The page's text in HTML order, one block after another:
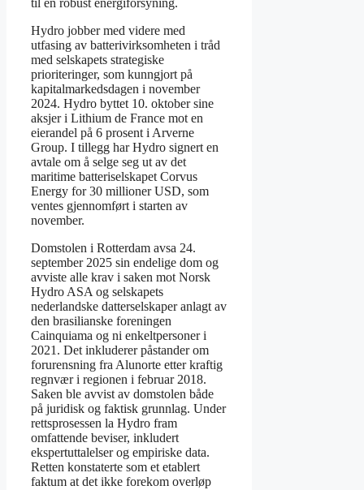
til en robust energiforsyning.
Hydro jobber med videre med
utfasing av batterivirksomheten i tråd
med selskapets strategiske
prioriteringer, som kunngjort på
kapitalmarkedsdagen i november
2024. Hydro byttet 10. oktober sine
aksjer i Lithium de France mot en
eierandel på 6 prosent i Arverne
Group. I tillegg har Hydro signert en
avtale om å selge seg ut av det
maritime batteriselskapet Corvus
Energy for 30 millioner USD, som
ventes gjennomført i starten av
november.
Domstolen i Rotterdam avsa 24.
september 2025 sin endelige dom og
avviste alle krav i saken mot Norsk
Hydro ASA og selskapets
nederlandske datterselskaper anlagt av
den brasilianske foreningen
Cainquiama og ni enkeltpersoner i
2021. Det inkluderer påstander om
forurensning fra Alunorte etter kraftig
regnvær i regionen i februar 2018.
Saken ble avvist av domstolen både
på juridisk og faktisk grunnlag. Under
rettsprosessen la Hydro fram
omfattende beviser, inkludert
ekspertuttalelser og empiriske data.
Retten konstaterte som et etablert
faktum at det ikke forekom overløp